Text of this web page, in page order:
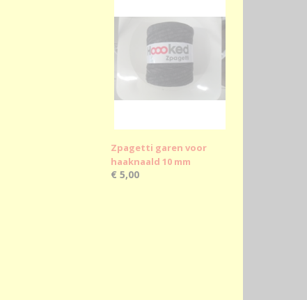
Zpagetti garen voor
haaknaald 10 mm
€ 5,00